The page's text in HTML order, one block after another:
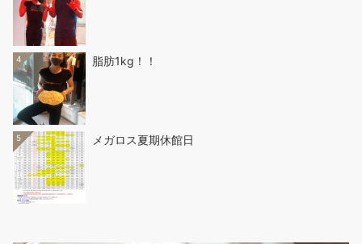
4 脂肪1kg！！
5 メガロス夏期休館日